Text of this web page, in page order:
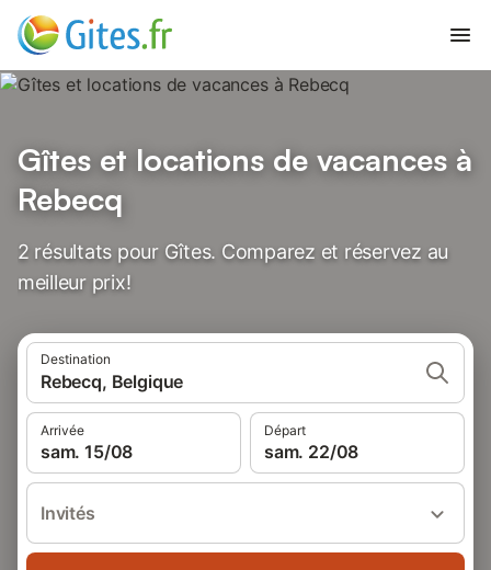
Gîtes et locations de vacances à
Rebecq
2 résultats pour Gîtes. Comparez et réservez au
meilleur prix!
Destination
Rebecq, Belgique
Arrivée
sam. 15/08
Départ
sam. 22/08
Invités